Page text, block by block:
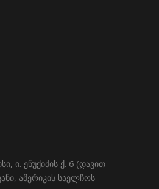
ი. ენუქიძის ქ. 6 (დავით
ამერიკის საელჩოს